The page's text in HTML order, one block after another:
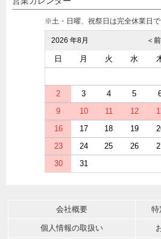
※土・日曜、祝祭日は完全休業日
2026 年8月 ＜
日 月 火 水
2
3 4 5
9
10 11 12
16
17 18 19
23
24 25 26
30
31
会社概要 特
個人情報の取扱い